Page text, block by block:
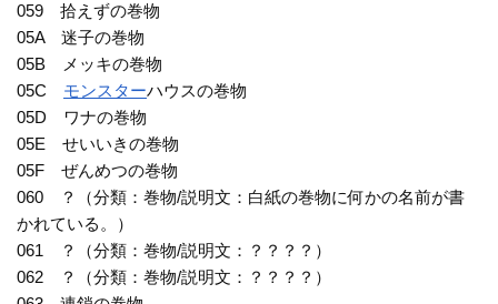
059 拾えずの巻物
05A 迷子の巻物
05B メッキの巻物
05C モンスターハウスの巻物
05D ワナの巻物
05E せいいきの巻物
05F ぜんめつの巻物
060 ？（分類：巻物/説明文：白紙の巻物に何かの名前が書
かれている。）
061 ？（分類：巻物/説明文：？？？？）
062 ？（分類：巻物/説明文：？？？？）